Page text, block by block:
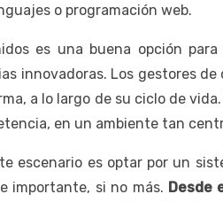
o programación web.
es una buena opción
innovadoras. Los gestores
a lo largo de su ciclo de
en un ambiente tan
escenario es optar por un
importante, si no más. Desde